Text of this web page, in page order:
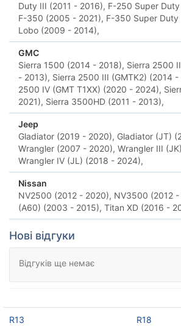
Duty III (2011 - 2016), F-250 Super
F-350 (2005 - 2021), F-350 Super
Lobo (2009 - 2014),
GMC
Sierra 1500 (2014 - 2018), Sierra 2500
- 2013), Sierra 2500 III (GMTK2) (2014 -
2500 IV (GMT T1XX) (2020 - 2024),
2021), Sierra 3500HD (2011 - 2013),
Jeep
Gladiator (2019 - 2020), Gladiator (JT)
Wrangler (2007 - 2020), Wrangler III
Wrangler IV (JL) (2018 - 2024),
Nissan
NV2500 (2012 - 2020), NV3500 (2012
(A60) (2003 - 2015), Titan XD (2016 -
Нові відгуки
Відгуків ще немає
R13
R18